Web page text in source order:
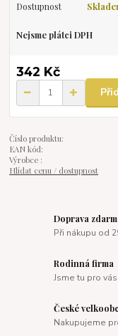
Dostupnost
Nejsme plátci DPH
342 Kč
Číslo produktu:
EAN kód:
Výrobce :
Hlídat cenu / dostupnost
Doprava
Při nákupu od
Rodinná firma
Jsme tu pro
České
Nakupujeme